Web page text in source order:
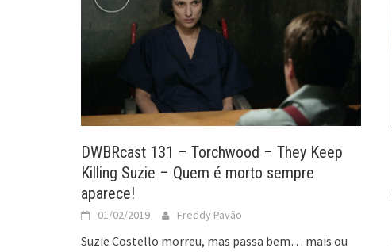
DWBRcast 131 – Torchwood – They Keep
Killing Suzie – Quem é morto sempre
aparece!
01/02/2019 Freddy Pavão
Suzie Costello morreu, mas passa bem… mais ou